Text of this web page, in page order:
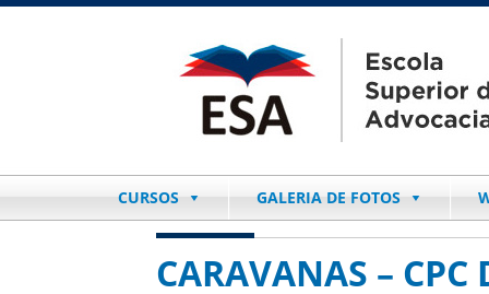
CURSOS GALERIA DE FOTOS
CARAVANAS –